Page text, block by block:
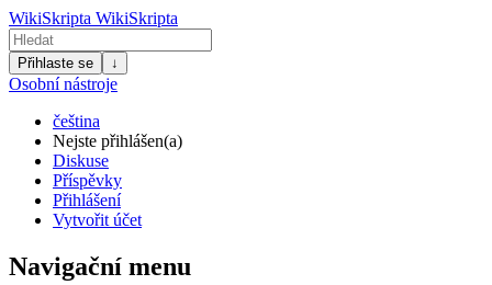
WikiSkripta WikiSkripta
Přihlaste se ↓
Osobní nástroje
čeština
Nejste přihlášen(a)
Diskuse
Příspěvky
Přihlášení
Vytvořit účet
Navigační menu